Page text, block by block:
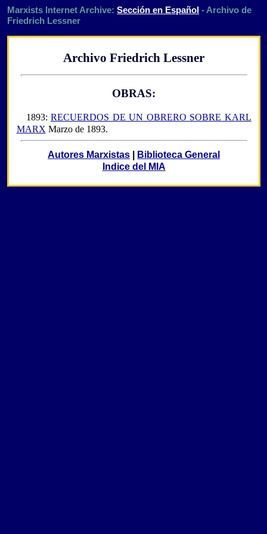
Marxists Internet Archive: Sección en Español - Archivo de
Friedrich Lessner
Archivo Friedrich Lessner
OBRAS:
1893:RECUERDOS DE UN OBRERO SOBRE KARL
MARX Marzo de 1893.
Autores Marxistas
Biblioteca General
Indice del MIA